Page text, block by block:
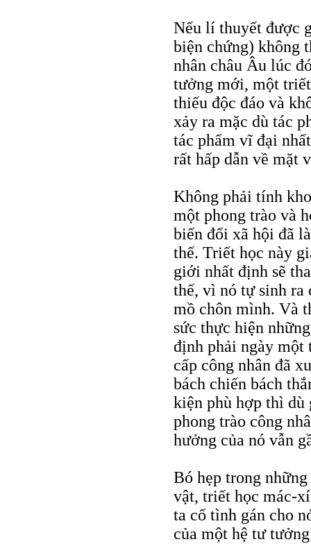
Nếu lí thuyết được
biện chứng) không
nhân châu Âu lúc
tưởng mới, một
thiếu độc đáo và
xảy ra mặc dù tác
tác phẩm vĩ đại
rất hấp dẫn về mặt
Không phải tính
một phong trào và
biến đổi xã hội đã
thế. Triết học này
giới nhất định sẽ
thế, vì nó tự sinh ra
mồ chôn mình. Và
sức thực hiện
định phải ngày một
cấp công nhân đã
bách chiến bách
kiện phù hợp thì dù
phong trào công
hưởng của nó vẫn
Bó hẹp trong
vật, triết học mác-
ta cố tình gán cho
của một hệ tư